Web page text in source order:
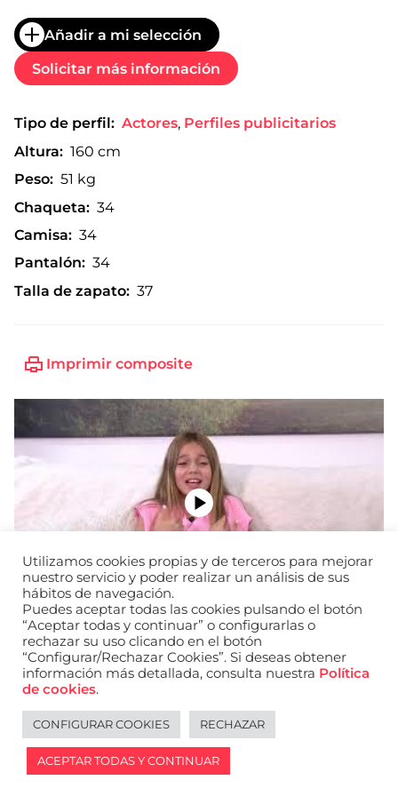
Añadir a mi selección
Solicitar más información
Tipo de perfil: Actores, Perfiles publicitarios
Altura: 160 cm
Peso: 51 kg
Chaqueta: 34
Camisa: 34
Pantalón: 34
Talla de zapato: 37
Imprimir composite
URL de Facebook
URL de Instagram
URL de Linkedin
2026 © WANTED
Política de cookies
Política de privacidad de redes sociales
English
Utilizamos cookies propias y de terceros para mejorar
nuestro servicio y poder realizar un análisis de sus
hábitos de navegación.
Puedes aceptar todas las cookies pulsando el botón
“Aceptar todas y continuar” o configurarlas o
rechazar su uso clicando en el botón
“Configurar/Rechazar Cookies”. Si deseas obtener
información más detallada, consulta nuestra Política
de cookies.
CONFIGURAR COOKIES RECHAZAR
ACEPTAR TODAS Y CONTINUAR